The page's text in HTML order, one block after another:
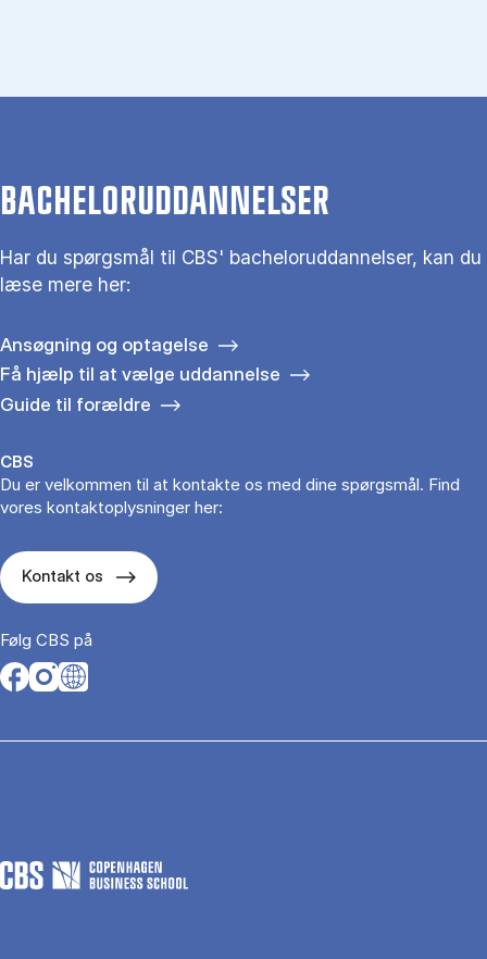
BACHELORUDDANNELSER
Har du spørgsmål til CBS' bacheloruddannelser, kan du
læse mere her:
Ansøgning og optagelse
Få hjælp til at vælge uddannelse
Guide til forældre
CBS
Du er velkommen til at kontakte os med dine spørgsmål. Find
vores kontaktoplysninger her:
Kontakt os
Følg CBS på
Opens in a new tab
Opens in a new tab
Opens in a new tab